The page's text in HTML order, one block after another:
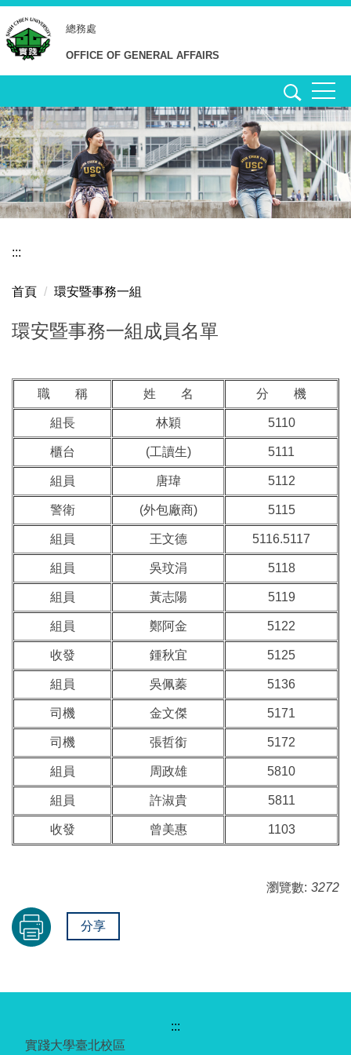
跳
到
主
要
容
區
總務處
OFFICE OF GENERAL AFFAIRS
:::
首頁 環安暨事務一組
環安暨事務一組成員名單
職 稱 姓 名 分 機
組長 林穎 5110
櫃台 (工讀生) 5111
組員 唐瑋 5112
警衛 (外包廠商) 5115
組員 王文德 5116.5117
組員 吳玟涓 5118
組員 黃志陽 5119
組員 鄭阿金 5122
收發 鍾秋宜 5125
組員 吳佩蓁 5136
司機 金文傑 5171
司機 張哲銜 5172
組員 周政雄 5810
組員 許淑貴 5811
收發 曾美惠 1103
瀏覽數: 3272
分享
:::
實踐大學臺北校區